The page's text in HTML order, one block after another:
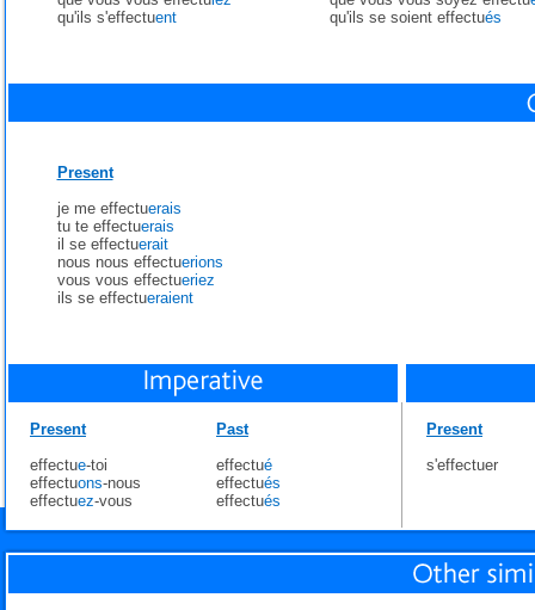
qu'ils s'effectuent
qu'ils se soient effectués
Present
je me effectuerais
tu te effectuerais
il se effectuerait
nous nous effectuerions
vous vous effectueriez
ils se effectueraient
Present
effectue-toi
effectuons-nous
effectuez-vous
Past
effectué
effectués
effectués
Present
s'effectuer